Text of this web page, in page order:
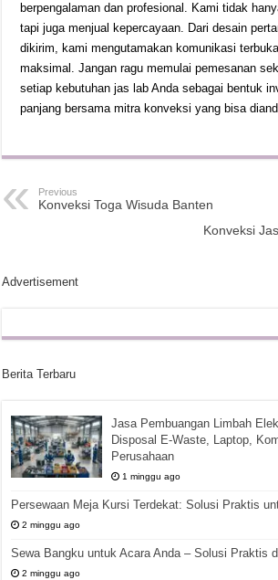
berpengalaman dan profesional. Kami tidak
tapi juga menjual kepercayaan. Dari desain
dikirim, kami mengutamakan komunikasi
maksimal. Jangan ragu memulai pemesanan
setiap kebutuhan jas lab Anda sebagai bentuk
panjang bersama mitra konveksi yang bisa
Previous
Konveksi Toga Wisuda Banten
Konveksi
Advertisement
Berita Terbaru
Jasa Pembuangan Limbah
Disposal E-Waste, Laptop,
Perusahaan
1 minggu ago
Persewaan Meja Kursi Terdekat: Solusi Praktis
2 minggu ago
Sewa Bangku untuk Acara Anda – Solusi Praktis
2 minggu ago